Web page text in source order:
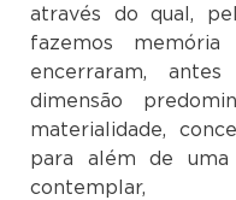
através do qual,
fazemos
encerraram,
dimensão
materialidade,
para além de uma
contemplar,